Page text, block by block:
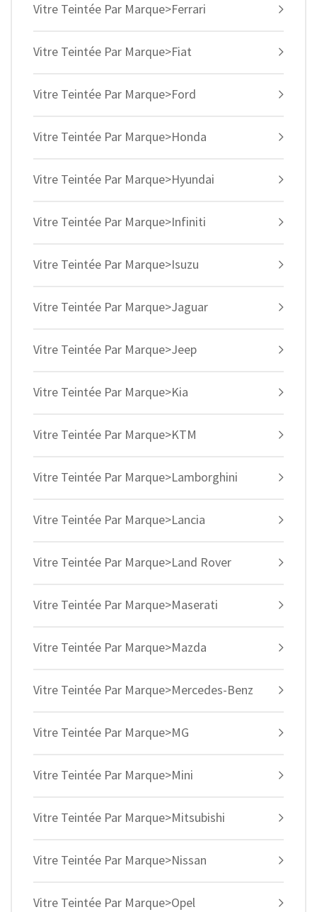
Vitre Teintée Par Marque>Ferrari
Vitre Teintée Par Marque>Fiat
Vitre Teintée Par Marque>Ford
Vitre Teintée Par Marque>Honda
Vitre Teintée Par Marque>Hyundai
Vitre Teintée Par Marque>Infiniti
Vitre Teintée Par Marque>Isuzu
Vitre Teintée Par Marque>Jaguar
Vitre Teintée Par Marque>Jeep
Vitre Teintée Par Marque>Kia
Vitre Teintée Par Marque>KTM
Vitre Teintée Par Marque>Lamborghini
Vitre Teintée Par Marque>Lancia
Vitre Teintée Par Marque>Land Rover
Vitre Teintée Par Marque>Maserati
Vitre Teintée Par Marque>Mazda
Vitre Teintée Par Marque>Mercedes-Benz
Vitre Teintée Par Marque>MG
Vitre Teintée Par Marque>Mini
Vitre Teintée Par Marque>Mitsubishi
Vitre Teintée Par Marque>Nissan
Vitre Teintée Par Marque>Opel